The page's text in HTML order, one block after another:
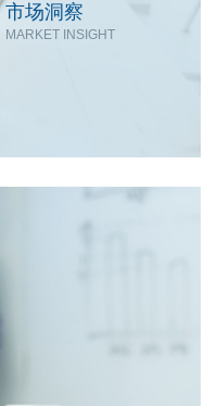
市场洞察
MARKET INSIGHT